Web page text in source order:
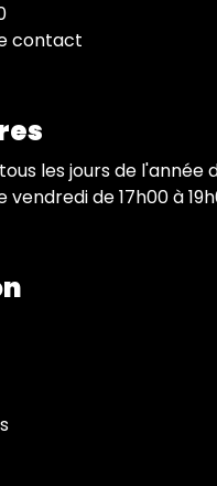
contact
les jours de l'année
vendredi de 17h00 à